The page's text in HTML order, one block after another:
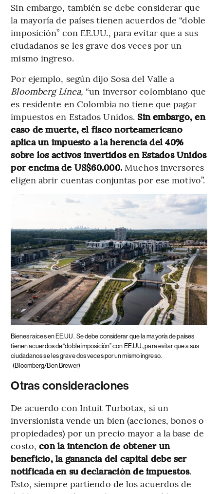
Sin embargo, también se debe considerar que
la mayoría de países tienen acuerdos de “doble
imposición” con EE.UU., para evitar que a sus
ciudadanos se les grave dos veces por un
mismo ingreso.
Por ejemplo, según dijo Sosa del Valle a
Bloomberg Línea, “un inversor colombiano que
es residente en Colombia no tiene que pagar
impuestos en Estados Unidos. Sin embargo, en
caso de muerte, el fisco norteamericano
aplica un impuesto a la herencia del 40%
sobre los activos invertidos en Estados Unidos
por encima de US$60.000. Muchos inversores
eligen abrir cuentas conjuntas por ese motivo”.
Bienes raíces en EE.UU. Se debe considerar que la mayoría de países
tienen acuerdos de “doble imposición” con EE.UU., para evitar que a sus
ciudadanos se les grave dos veces por un mismo ingreso.
(Bloomberg/Ben Brewer)
Otras consideraciones
De acuerdo con Intuit Turbotax, si un
inversionista vende un bien (acciones, bonos o
propiedades) por un precio mayor a la base de
costo,con la intención de obtener un
beneficio, la ganancia del capital debe ser
notificada en su declaración de impuestos.
Esto, siempre partiendo de los acuerdos de